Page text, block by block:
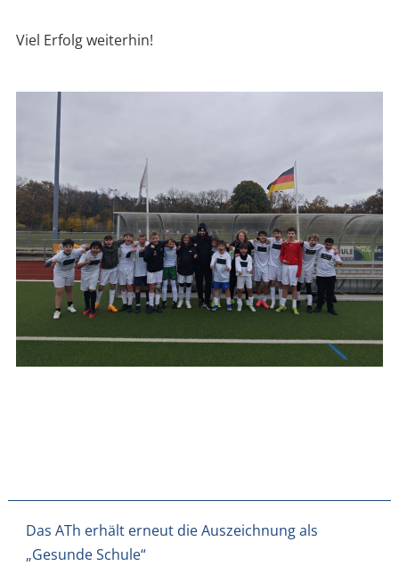
Viel Erfolg weiterhin!
Beitragsnavigation
Das ATh erhält erneut die Auszeichnung als
„Gesunde Schule“